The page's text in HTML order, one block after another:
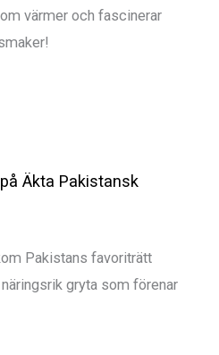
värmer och fascinerar
Äkta Pakistansk
Pakistans favoriträtt
gryta som förenar